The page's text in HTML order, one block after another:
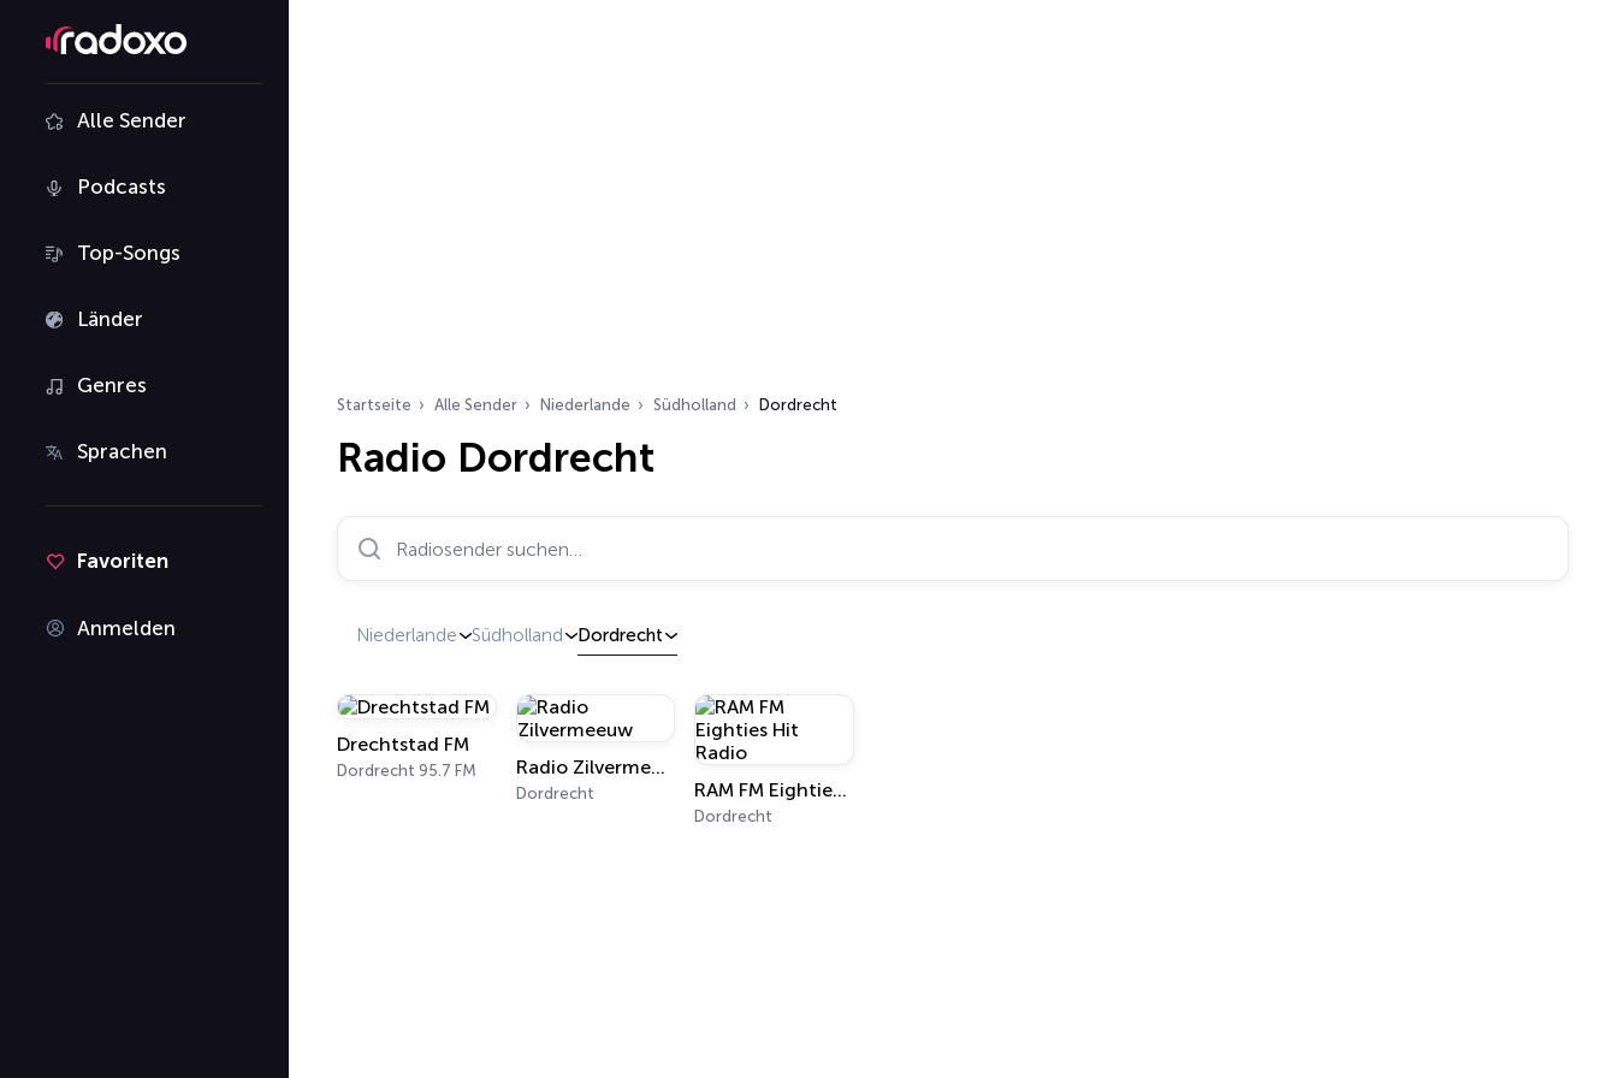
Alle Sender
Podcasts
Top-Songs
Länder
Genres
Sprachen
Favoriten
Anmelden
Startseite Alle Sender Niederlande Südholland Dordrecht
Radio Dordrecht
Radiosender suchen…
Niederlande Südholland Dordrecht
Drechtstad FM
Dordrecht 95.7 FM Radio Zilvermeeuw
Dordrecht RAM FM Eighties Hit Radio
Dordrecht